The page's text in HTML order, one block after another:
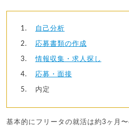
自己分析
応募書類の作成
情報収集・求人探し
応募・面接
内定
基本的にフリータの就活は約3ヶ月